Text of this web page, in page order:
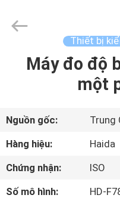
TRANG
CÁC
SẢN
PHẨM
Equipment
Thiết bị
Máy đo độ
một
Nguồn gốc:
Trung
Hàng hiệu:
Haida
Chứng nhận:
ISO
Số mô hình:
HD-